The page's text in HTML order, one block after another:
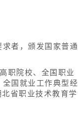
者，颁发国家普通
职院校、全国职业
国就业工作典型经
省职业技术教育学